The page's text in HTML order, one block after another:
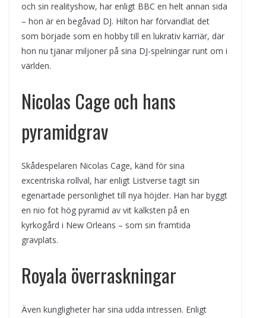
och sin realityshow, har enligt BBC en helt annan sida
– hon är en begåvad DJ. Hilton har förvandlat det
som började som en hobby till en lukrativ karriär, där
hon nu tjänar miljoner på sina DJ-spelningar runt om i
världen.
Nicolas Cage och hans
pyramidgrav
Skådespelaren Nicolas Cage, känd för sina
excentriska rollval, har enligt Listverse tagit sin
egenartade personlighet till nya höjder. Han har byggt
en nio fot hög pyramid av vit kalksten på en
kyrkogård i New Orleans – som sin framtida
gravplats.
Royala överraskningar
Även kungligheter har sina udda intressen. Enligt